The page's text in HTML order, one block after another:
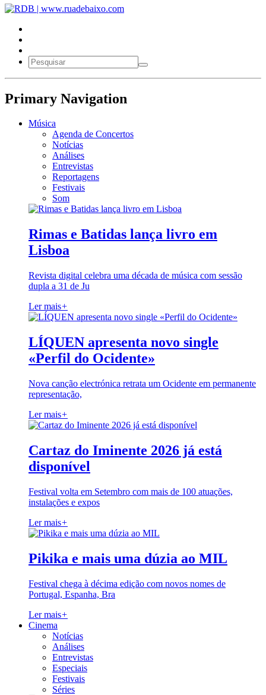
Primary Navigation
Música
Agenda de Concertos
Notícias
Análises
Entrevistas
Reportagens
Festivais
Som
Rimas e Batidas lança livro em
Lisboa
Revista digital celebra uma década de música com sessão
dupla a 31 de Ju
Ler mais+
LÍQUEN apresenta novo single
«Perfil do Ocidente»
Nova canção electrónica retrata um Ocidente em permanente
representação,
Ler mais+
Cartaz do Iminente 2026 já está
disponível
Festival volta em Setembro com mais de 100 atuações,
instalações e expos
Ler mais+
Pikika e mais uma dúzia ao MIL
Festival chega à décima edição com novos nomes de
Portugal, Espanha, Bra
Ler mais+
Cinema
Notícias
Análises
Entrevistas
Especiais
Festivais
Séries